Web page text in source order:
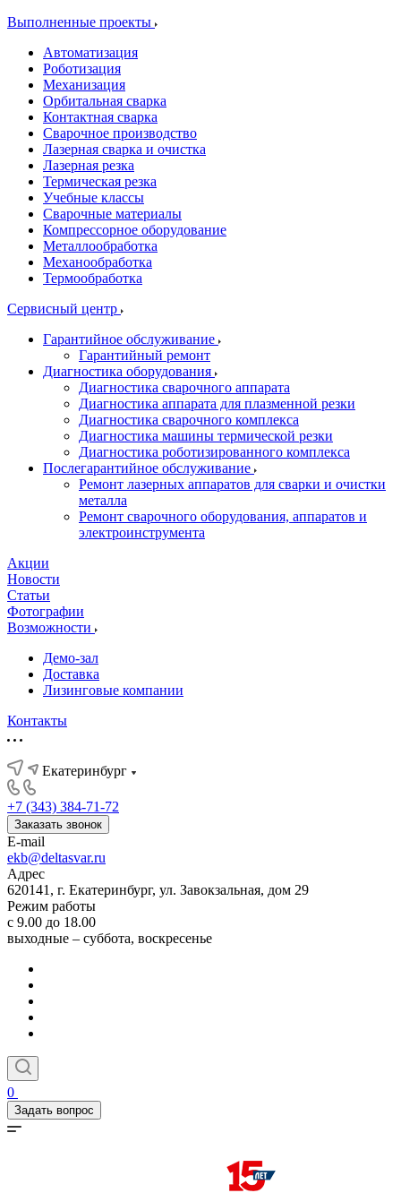
Выполненные проекты
Автоматизация
Роботизация
Механизация
Орбитальная сварка
Контактная сварка
Сварочное производство
Лазерная сварка и очистка
Лазерная резка
Термическая резка
Учебные классы
Сварочные материалы
Компрессорное оборудование
Металлообработка
Механообработка
Термообработка
Сервисный центр
Гарантийное обслуживание
Гарантийный ремонт
Диагностика оборудования
Диагностика сварочного аппарата
Диагностика аппарата для плазменной резки
Диагностика сварочного комплекса
Диагностика машины термической резки
Диагностика роботизированного комплекса
Послегарантийное обслуживание
Ремонт лазерных аппаратов для сварки и очистки
металла
Ремонт сварочного оборудования, аппаратов и
электроинструмента
Акции
Новости
Статьи
Фотографии
Возможности
Демо-зал
Доставка
Лизинговые компании
Контакты
Екатеринбург
+7 (343) 384-71-72
Заказать звонок
E-mail
ekb@deltasvar.ru
Адрес
620141, г. Екатеринбург, ул. Завокзальная, дом 29
Режим работы
с 9.00 до 18.00
выходные – суббота, воскресенье
0
Задать вопрос